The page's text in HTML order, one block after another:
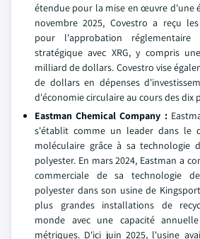
étendue pour la mise en œuvre d'une
novembre 2025, Covestro a reçu
pour l'approbation
stratégique avec XRG, y compris
milliard de dollars. Covestro vise
de dollars en dépenses
d'économie circulaire au cours des dix
Eastman Chemical Company :
s'établit comme un leader dans le
moléculaire grâce à sa technologie
polyester. En mars 2024, Eastman a
commerciale de sa technologie
polyester dans son usine de
plus grandes installations de
monde avec une capacité
métriques. D'ici juin 2025, l'usine